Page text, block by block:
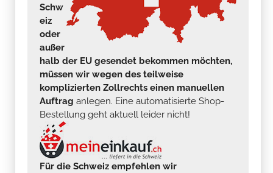
Schw
eiz
oder
außer
halb der EU gesendet bekommen möchten,
müssen wir wegen des teilweise
komplizierten Zollrechts einen manuellen
Auftrag anlegen. Eine automatisierte Shop-
Bestellung geht aktuell leider nicht!
Für die Schweiz empfehlen wir